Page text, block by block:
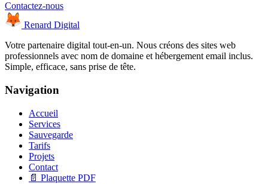
Contactez-nous
Renard Digital
Votre partenaire digital tout-en-un. Nous créons des sites web
professionnels avec nom de domaine et hébergement email inclus.
Simple, efficace, sans prise de tête.
Navigation
Accueil
Services
Sauvegarde
Tarifs
Projets
Contact
📄 Plaquette PDF